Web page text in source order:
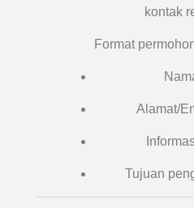
kontak
Format
Alamat/
Tujuan